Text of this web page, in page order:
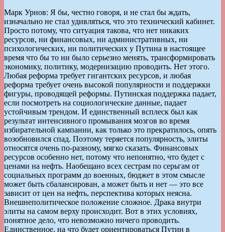
Марк Урнов: Я бы, честно говоря, и не стал бы ждать,
изначально не стал удивляться, что это технический кабинет.
Просто потому, что ситуация такова, что нет никаких
ресурсов, ни финансовых, ни административных, ни
психологических, ни политических у Путина в настоящее
время что бы то ни было серьезно менять, трансформировать
экономику, политику, модернизацию проводить. Нет этого.
Любая реформа требует гигантских ресурсов, и любая
реформа требует очень высокой популярности и поддержки
фигуры, проводящей реформы. Путинская поддержка падает,
если посмотреть на социологические данные, падает
устойчивым трендом. И единственный всплеск был как
результат интенсивного промывания мозгов во время
избирательной кампании, как только это прекратилось, опять
возобновился спад. Поэтому теряется популярность, элиты
относятся очень по-разному, мягко сказать. Финансовых
ресурсов особенно нет, потому что непонятно, что будет с
ценами на нефть. Наобещано всех сестрам по серьгам от
социальных программ до военных, бюджет в этом смысле
может быть сбалансирован, а может быть и нет — это все
зависит от цен на нефть, перспектива которых неясна.
Внешнеполитическое положение сложное. Драка внутри
элиты на самом верху происходит. Вот в этих условиях,
понятное дело, что невозможно ничего проводить.
Единственное, на что будет ориентироваться Путин в